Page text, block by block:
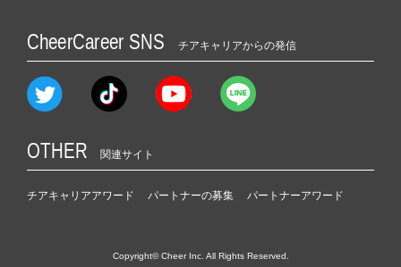
CheerCareer SNS チアキャリアからの発信
OTHER 関連サイト
チアキャリアアワード パートナーの募集 パートナーアワード
Copyright© Cheer Inc. All Rights Reserved.